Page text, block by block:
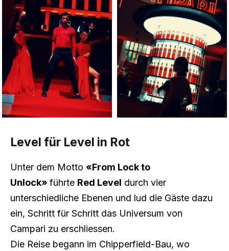
Level für Level in Rot
Unter dem Motto «From Lock to
Unlock» führte Red Level durch vier
unterschiedliche Ebenen und lud die Gäste dazu
ein, Schritt für Schritt das Universum von
Campari zu erschliessen.
Die Reise begann im Chipperfield-Bau, wo